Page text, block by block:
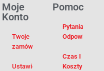
Pomoc
Pytania I
Odpowiedzi
Czas I
Koszty
Moje
Konto
Twoje
zamówienia
Ustawienia